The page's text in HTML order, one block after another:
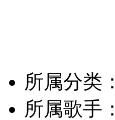
所属分类
所属歌手